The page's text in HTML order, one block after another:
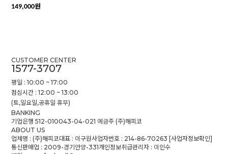
149,000원
CUSTOMER CENTER
1577-3707
평일 : 10:00 ~ 17:00
점심시간 : 12:00 ~ 13:00
(토,일요일,공휴일 휴무)
BANKING
기업은행 512-010043-04-021 예금주 (주)해피코
ABOUT US
업체명 : (주)해피코대표 : 이구원사업자번호 : 214-86-70263[사업자정보확인]
통신판매업 : 2009-경기안양-331개인정보취급관리자 : 이인수